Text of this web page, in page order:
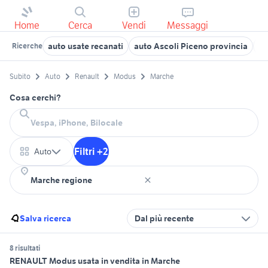
Home Cerca Vendi Messaggi
Ricerche auto usate recanati auto Ascoli Piceno provincia
Subito Auto Renault Modus Marche
Cosa cerchi?
Auto Filtri +2
Salva ricerca Dal più recente
8 risultati
RENAULT Modus usata in vendita in Marche